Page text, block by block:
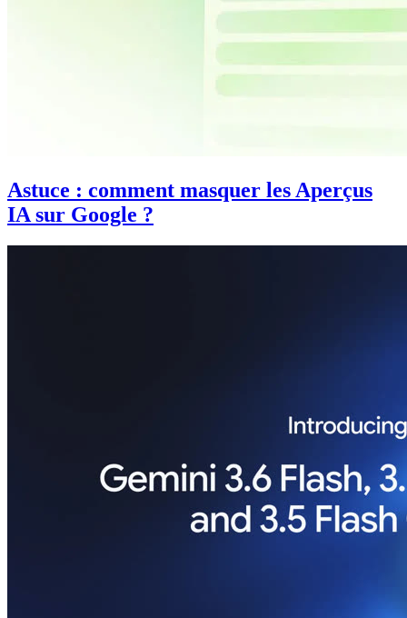
Astuce : comment masquer les Aperçus
IA sur Google ?